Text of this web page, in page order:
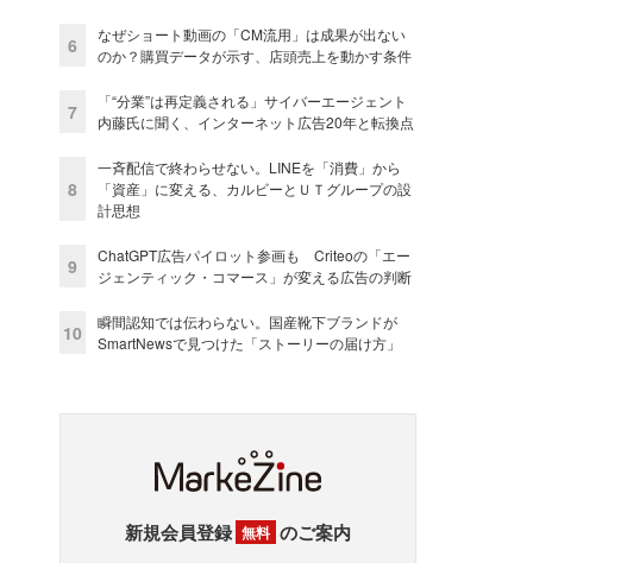
6
なぜショート動画の「CM流用」は成果が出ない
のか？購買データが示す、店頭売上を動かす条件
7
「“分業”は再定義される」サイバーエージェント
内藤氏に聞く、インターネット広告20年と転換点
8
一斉配信で終わらせない。LINEを「消費」から
「資産」に変える、カルビーとＵＴグループの設
計思想
9
ChatGPT広告パイロット参画も Criteoの「エー
ジェンティック・コマース」が変える広告の判断
10
瞬間認知では伝わらない。国産靴下ブランドが
SmartNewsで見つけた「ストーリーの届け方」
新規会員登録 無料 のご案内